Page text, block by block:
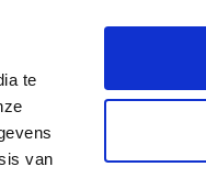
te
van